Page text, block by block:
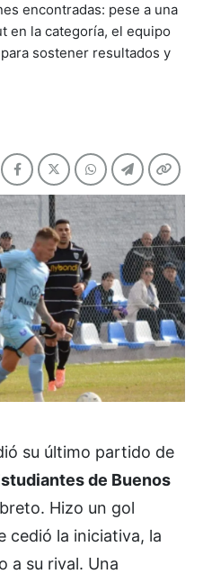
encontradas: pese a una
en la categoría, el equipo
sostener resultados y
su último partido de
de Buenos
Hizo un gol
cedió la iniciativa, la
a su rival. Una